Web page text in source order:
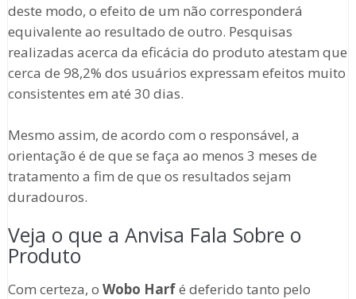
deste modo, o efeito de um não corresponderá
equivalente ao resultado de outro. Pesquisas
realizadas acerca da eficácia do produto atestam que
cerca de 98,2% dos usuários expressam efeitos muito
consistentes em até 30 dias.
Mesmo assim, de acordo com o responsável, a
orientação é de que se faça ao menos 3 meses de
tratamento a fim de que os resultados sejam
duradouros.
Veja o que a Anvisa Fala Sobre o
Produto
Com certeza, o Wobo Harfé deferido tanto pelo